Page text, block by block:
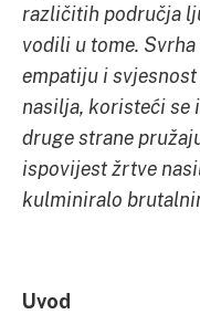
različitih područja
vodili u tome.
empatiju i
nasilja, koristeći se
druge strane
ispovijest žrtve
kulminiralo
Uvod